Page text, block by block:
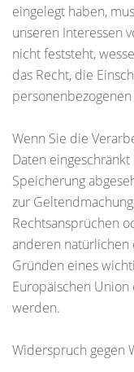
eingelegt haben,
unseren Interessen
nicht feststeht,
das Recht, die
Wenn Sie die
Daten
Speicherung
zur
Rechtsansprüchen
anderen natürlichen
Gründen eines
Europäischen
werden.
Widerspruch gegen